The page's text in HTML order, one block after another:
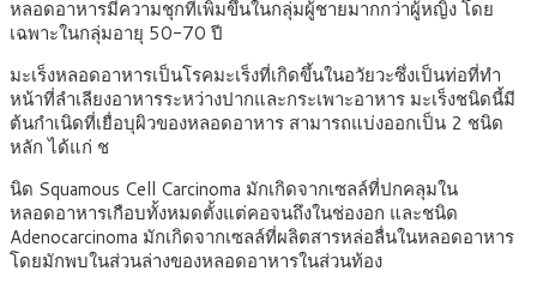
หลอดอาหารมีความชุกที่เพิ่มขึ้นในกลุ่มผู้ชายมากกว่าผู้หญิง โดย
เฉพาะในกลุ่มอายุ 50-70 ปี
มะเร็งหลอดอาหารเป็นโรคมะเร็งที่เกิดขึ้นในอวัยวะซึ่งเป็นท่อที่ทำ
หน้าที่ลำเลียงอาหารระหว่างปากและกระเพาะอาหาร มะเร็งชนิดนี้มี
ต้นกำเนิดที่เยื่อบุผิวของหลอดอาหาร สามารถแบ่งออกเป็น 2 ชนิด
หลัก ได้แก่ ช
นิด Squamous Cell Carcinoma มักเกิดจากเซลล์ที่ปกคลุมใน
หลอดอาหารเกือบทั้งหมดตั้งแต่คอจนถึงในช่องอก และชนิด
Adenocarcinoma มักเกิดจากเซลล์ที่ผลิตสารหล่อลื่นในหลอดอาหาร
โดยมักพบในส่วนล่างของหลอดอาหารในส่วนท้อง